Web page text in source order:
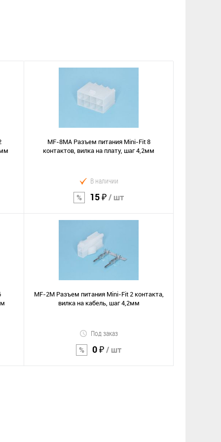
MF-8MA Разъем питания Mini-Fit 8
контактов, вилка на плату, шаг 4,2мм
В наличии
15 ₽/ шт
В корзину
MF-2M Разъем питания Mini-Fit 2 контакта,
вилка на кабель, шаг 4,2мм
Под заказ
0 ₽/ шт